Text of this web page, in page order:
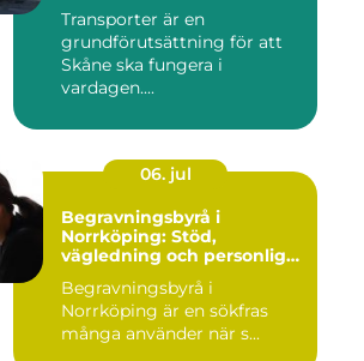
Transporter är en
grundförutsättning för att
Skåne ska fungera i
vardagen....
06. jul
Begravningsbyrå i
Norrköping: Stöd,
vägledning och personliga
Begravningsbyrå i
Norrköping är en sökfras
många använder när s...